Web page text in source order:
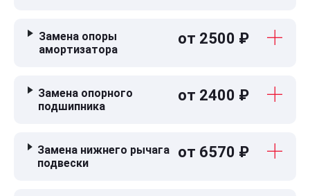
Замена опоры
амортизатора
от 2500 ₽
Замена опорного
подшипника
от 2400 ₽
Замена нижнего рычага
подвески
от 6570 ₽